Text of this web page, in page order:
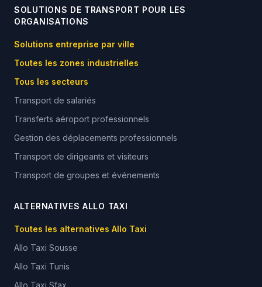
SOLUTIONS DE TRANSPORT POUR LES
ORGANISATIONS
Solutions entreprise par ville
Toutes les zones industrielles
Tous les secteurs
Transport de salariés
Transferts aéroport professionnels
Gestion des déplacements professionnels
Transport de dirigeants et visiteurs
Transport de groupes et événements
ALTERNATIVES ALLO TAXI
Toutes les alternatives Allo Taxi
Allo Taxi Sousse
Allo Taxi Tunis
Allo Taxi Sfax